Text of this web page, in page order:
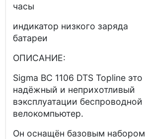
часы
индикатор низкого заряда
батареи
ОПИСАНИЕ:
Sigma BC 1106 DTS Topline это
надёжный и неприхотливый
вэксплуатации беспроводной
велокомпьютер.
Он оснащён базовым набором